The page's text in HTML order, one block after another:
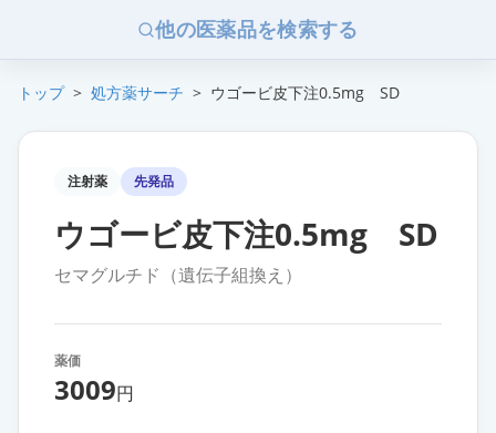
他の医薬品を検索する
トップ > 処方薬サーチ > ウゴービ皮下注0.5mg SD
注射薬 先発品
ウゴービ皮下注0.5mg SD
セマグルチド（遺伝子組換え）
薬価
3009円